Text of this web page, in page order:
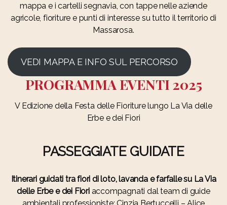
mappa e i cartelli segnavia, con tappe nelle aziende
agricole, fioriture e punti di interesse su tutto il territorio di
Massarosa.
VEDI MAPPA E INFO SUL PERCORSO
PROGRAMMA EVENTI 2025
V Edizione della Festa delle Fioriture lungo La Via delle
Erbe e dei Fiori
PASSEGGIATE GUIDATE
Itinerari guidati tra fiori di loto, lavanda e farfalle su La Via
delle Erbe e dei Fioriaccompagnati dal team di guide